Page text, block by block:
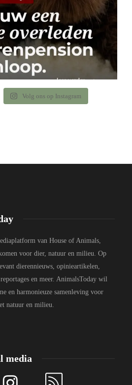
Volg ons op Instagram
van House of Animals,
voor dier, natuur en milieu. Op
dierennieuws, opinieartikelen,
en meer. AnimalsToday wil
en harmonieuze samenleving voor
natuur en milieu.
media